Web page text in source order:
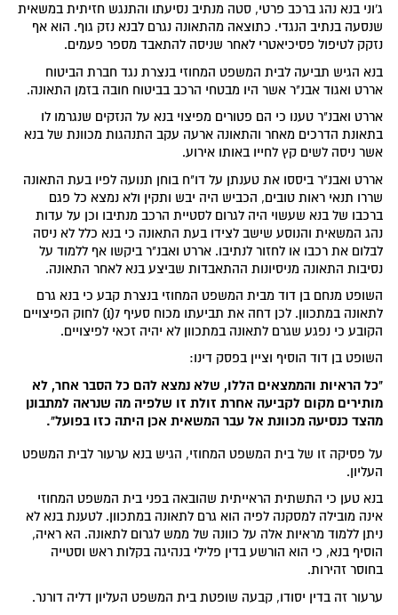
ג'וני בנא נהג ברכב פרטי, סטה מנתיב נסיעתו והתנגש חזיתית במשאית
שנסעה בנתיב הנגדי. כתוצאה מהתאונה נגרם לבנא נזק גוף. הוא אף
נזקק לטיפול פסיכיאטרי לאחר שניסה להתאבד מספר פעמים.
בנא הגיש תביעה לבית המשפט המחוזי בנצרת נגד חברת הביטוח
אררט ואגוד אבנ"ר אשר היו מבטחי הרכב בביטוח חובה בזמן התאונה.
אררט ואבנ"ר טענו כי הם פטורים מפיצוי בנא על הנזקים שנגרמו לו
בתאונת הדרכים מאחר והתאונה ארעה עקב התנהגות מכוונת של בנא
אשר ניסה לשים קץ לחייו באותו אירוע.
אררט ואבנ"ר ביססו את טענתן על דו"ח בוחן תנועה לפיו בעת התאונה
שררו תנאי ראות טובים, הכביש היה יבש ותקין ולא נמצא כל פגם
ברכבו של בנא שעשוי היה לגרום לסטיית הרכב מנתיבו וכן על עדות
נהג המשאית והנוסע שישב לצידו בעת התאונה כי בנא כלל לא ניסה
לבלום את רכבו או לחזור לנתיבו. אררט ואבנ"ר ביקשו אף ללמוד על
נסיבות התאונה מניסיונות ההתאבדות שביצע בנא לאחר התאונה.
השופט מנחם בן דוד מבית המשפט המחוזי בנצרת קבע כי בנא גרם
לתאונה במתכוון. לכן דחה את תביעתו מכוח סעיף 7(1) לחוק הפיצויים
הקובע כי נפגע שגרם לתאונה במתכוון לא יהיה זכאי לפיצויים.
השופט בן דוד הוסיף וציין בפסק דינו:
"כל הראיות והממצאים הללו, שלא נמצא להם כל הסבר אחר, לא
מותירים מקום לקביעה אחרת זולת זו שלפיה מה שנראה למתבונן
מהצד כנסיעה מכוונת אל עבר המשאית אכן היתה כזו בפועל".
על פסיקה זו של בית המשפט המחוזי, הגיש בנא ערעור לבית המשפט
העליון.
בנא טען כי התשתית הראייתית שהובאה בפני בית המשפט המחוזי
אינה מובילה למסקנה לפיה הוא גרם לתאונה במתכוון. לטענת בנא לא
ניתן ללמוד מראיות אלה על כוונה של ממש לגרום לתאונה. הא ראיה,
הוסיף בנא, כי הוא הורשע בדין פלילי בנהיגה בקלות ראש וסטייה
בחוסר זהירות.
ערעור זה בדין יסודו, קבעה שופטת בית המשפט העליון דליה דורנר.